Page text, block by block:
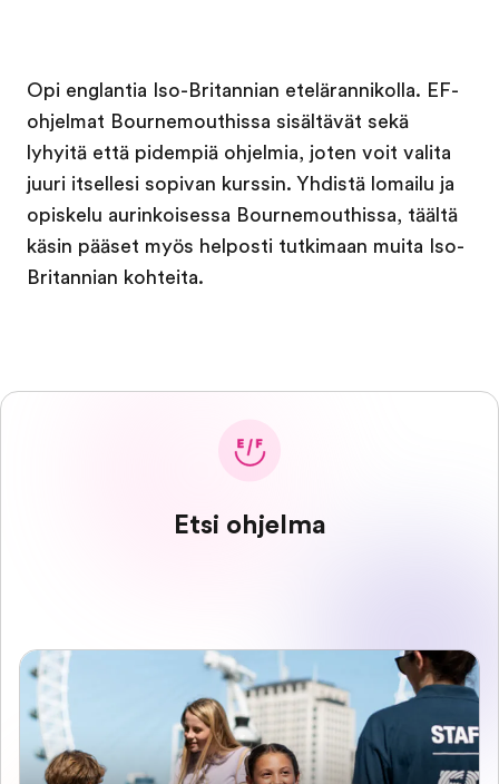
Työpaikat EF:llä
Liity joukkoomme
Opi englantia Iso-Britannian etelärannikolla. EF-
ohjelmat Bournemouthissa sisältävät sekä
lyhyitä että pidempiä ohjelmia, joten voit valita
juuri itsellesi sopivan kurssin. Yhdistä lomailu ja
opiskelu aurinkoisessa Bournemouthissa, täältä
käsin pääset myös helposti tutkimaan muita Iso-
Britannian kohteita.
Etsi ohjelma